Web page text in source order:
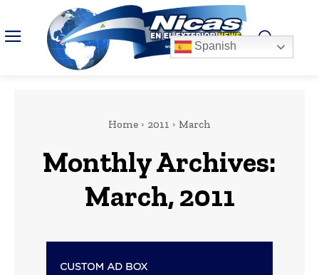
Home 2011 March
Monthly Archives:
March, 2011
Spanish